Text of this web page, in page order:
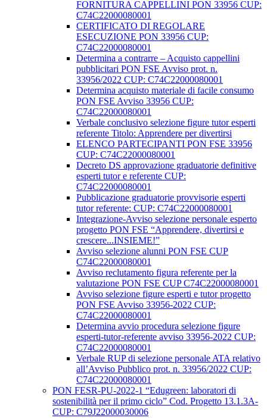
FORNITURA CAPPELLINI PON 33956 CUP:
C74C22000080001
CERTIFICATO DI REGOLARE
ESECUZIONE PON 33956 CUP:
C74C22000080001
Determina a contrarre – Acquisto cappellini
pubblicitari PON FSE Avviso prot. n.
33956/2022 CUP: C74C22000080001
Determina acquisto materiale di facile consumo
PON FSE Avviso 33956 CUP:
C74C22000080001
Verbale conclusivo selezione figure tutor esperti
referente Titolo: Apprendere per divertirsi
ELENCO PARTECIPANTI PON FSE 33956
CUP: C74C22000080001
Decreto DS approvazione graduatorie definitive
esperti tutor e referente CUP:
C74C22000080001
Pubblicazione graduatorie provvisorie esperti
tutor referente: CUP: C74C22000080001
Integrazione-Avviso selezione personale esperto
progetto PON FSE “Apprendere, divertirsi e
crescere...INSIEME!”
Avviso selezione alunni PON FSE CUP
C74C22000080001
Avviso reclutamento figura referente per la
valutazione PON FSE CUP C74C22000080001
Avviso selezione figure esperti e tutor progetto
PON FSE Avviso 33956-2022 CUP:
C74C22000080001
Determina avvio procedura selezione figure
esperti-tutor-referente avviso 33956-2022 CUP:
C74C22000080001
Verbale RUP di selezione personale ATA relativo
all’Avviso Pubblico prot. n. 33956/2022 CUP:
C74C22000080001
PON FESR-PU-2022-1 “Edugreen: laboratori di
sostenibilità per il primo ciclo” Cod. Progetto 13.1.3A-
CUP: C79J22000030006